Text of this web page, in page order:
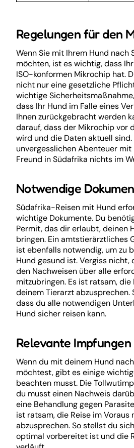
Regelungen für den
Wenn Sie mit Ihrem Hund nach
möchten, ist es wichtig, dass
ISO-konformen Mikrochip hat.
nicht nur eine gesetzliche
wichtige
dass Ihr Hund im Falle eines
Ihnen zurückgebracht werden
darauf, dass der Mikrochip vor
wird und die Daten aktuell
unvergesslichen Abenteuer mit
Freund in Südafrika nichts im
Notwendige
Südafrika-Reisen mit Hund
wichtige Dokumente. Du
Permit, das dir erlaubt, deinen
bringen. Ein amtstierärztliches
ist ebenfalls notwendig, um zu
Hund gesund ist. Vergiss nicht,
den Nachweisen über alle
mitzubringen. Es ist ratsam,
deinem Tierarzt abzusprechen.
dass du alle notwendigen
Hund sicher reisen kann.
Relevante Impfungen
Wenn du mit deinem Hund
möchtest, gibt es einige
beachten musst. Die
du musst einen Nachweis
eine Behandlung gegen
ist ratsam, die Reise im
abzusprechen. So stellst du
optimal vorbereitet ist und die